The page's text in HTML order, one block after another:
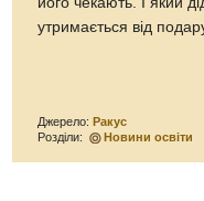
утримається від
Джерело:Ракус
Розділи:
Новини освіти